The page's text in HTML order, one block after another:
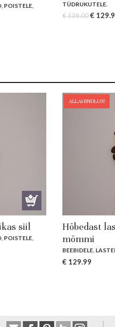
, POISTELE,
TÜDRUKUTELE.
€139.00 €
siil
POISTELE
ALLAHINDLUS!
Hõbedast
mõmmi
BEEBIDELE
Original
€ 129.99